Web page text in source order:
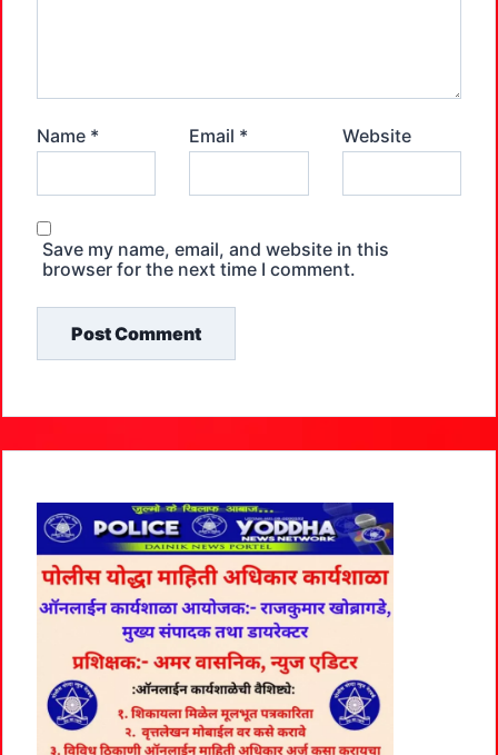
Name * Email * Website
Save my name, email, and website in this
browser for the next time I comment.